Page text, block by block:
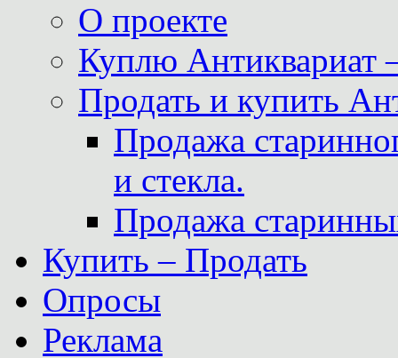
О проекте
Куплю Антиквариат
Продать и купить
Продажа
и стекла.
Продажа
Купить – Продать
Опросы
Реклама